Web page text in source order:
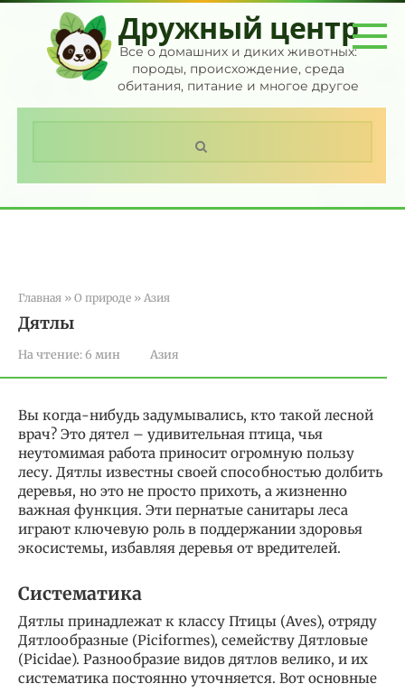
Перейти
контенту
Дружный центр
Все о домашних и диких животных:
породы, происхождение, среда
обитания, питание и многое другое
Главная » О природе » Азия
Дятлы
На чтение:6 мин Азия
Вы когда-нибудь задумывались, кто такой лесной
врач? Это дятел – удивительная птица, чья
неутомимая работа приносит огромную пользу
лесу. Дятлы известны своей способностью долбить
деревья, но это не просто прихоть, а жизненно
важная функция. Эти пернатые санитары леса
играют ключевую роль в поддержании здоровья
экосистемы, избавляя деревья от вредителей.
Систематика
Дятлы принадлежат к классу Птицы (Aves), отряду
Дятлообразные (Piciformes), семейству Дятловые
(Picidae). Разнообразие видов дятлов велико, и их
систематика постоянно уточняется. Вот основные